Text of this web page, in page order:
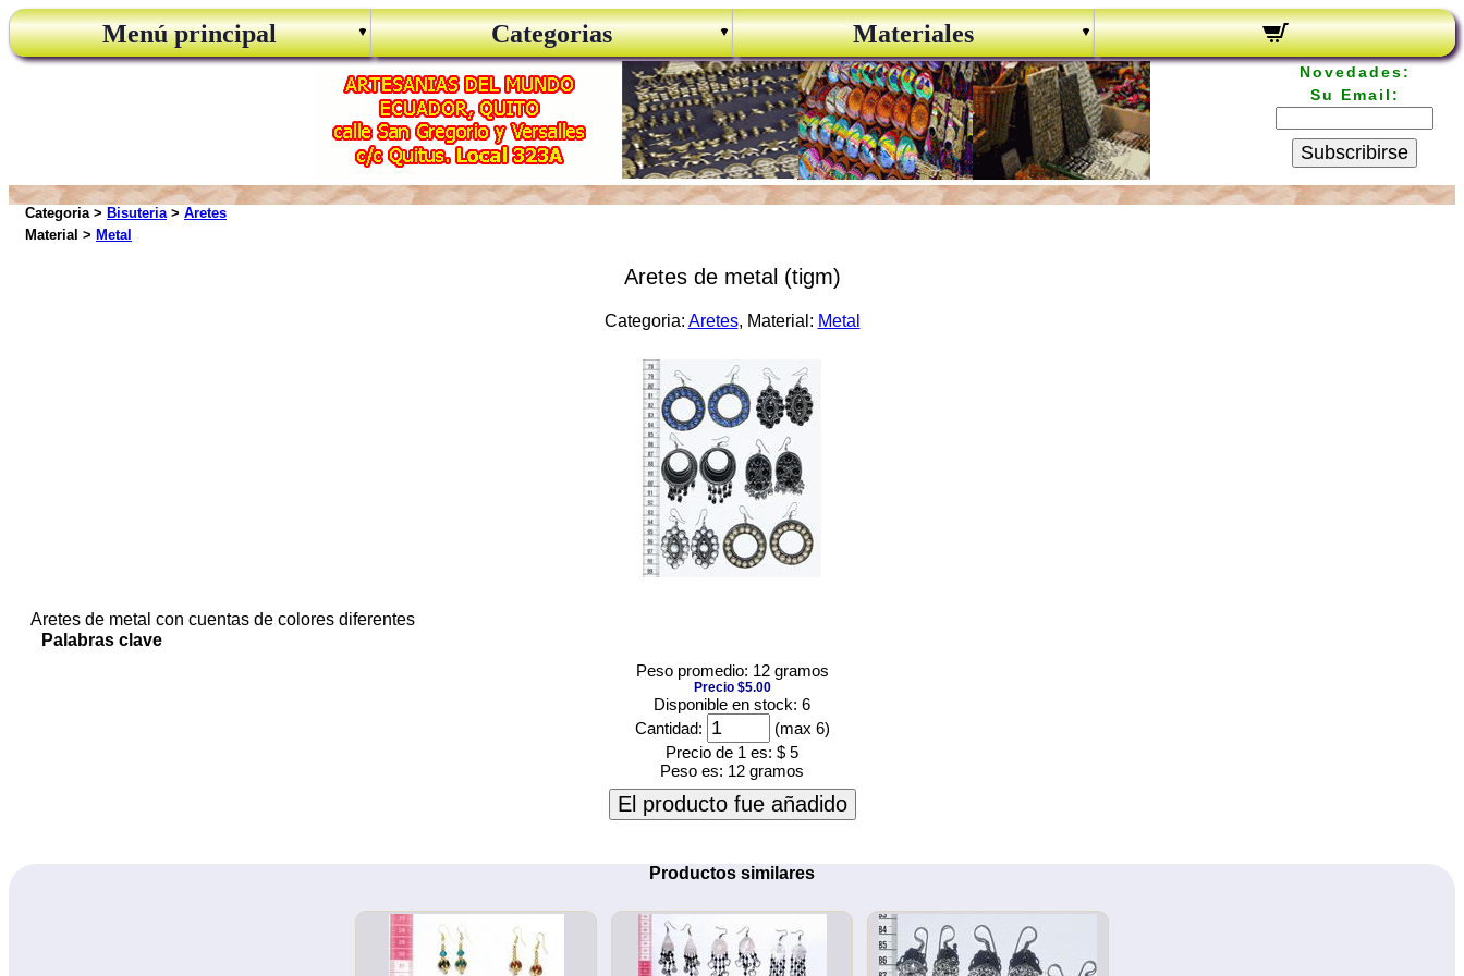
Menú principal Categorias Materiales
Novedades:
Su Email:
Subscribirse
Categoria > Bisuteria> Aretes
Material > Metal
Aretes de metal (tigm)
Categoria: Aretes, Material: Metal
Aretes de metal con cuentas de colores diferentes
Palabras clave
Peso promedio: 12 gramos
Precio $5.00
Disponible en stock: 6
Cantidad:
(max 6)
Precio de 1 es: $ 5
Peso es: 12 gramos
El producto fue añadido
Productos similares